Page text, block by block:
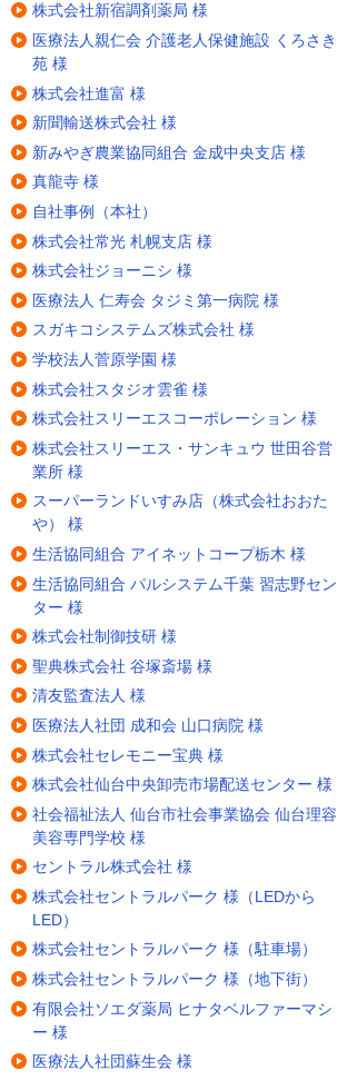
株式会社新宿調剤薬局 様
医療法人親仁会 介護老人保健施設 くろさき
苑 様
株式会社進富 様
新聞輸送株式会社 様
新みやぎ農業協同組合 金成中央支店 様
真龍寺 様
自社事例（本社）
株式会社常光 札幌支店 様
株式会社ジョーニシ 様
医療法人 仁寿会 タジミ第一病院 様
スガキコシステムズ株式会社 様
学校法人菅原学園 様
株式会社スタジオ雲雀 様
株式会社スリーエスコーポレーション 様
株式会社スリーエス・サンキュウ 世田谷営
業所 様
スーパーランドいすみ店（株式会社おおた
や） 様
生活協同組合 アイネットコープ栃木 様
生活協同組合 パルシステム千葉 習志野セン
ター 様
株式会社制御技研 様
聖典株式会社 谷塚斎場 様
清友監査法人 様
医療法人社団 成和会 山口病院 様
株式会社セレモニー宝典 様
株式会社仙台中央卸売市場配送センター 様
社会福祉法人 仙台市社会事業協会 仙台理容
美容専門学校 様
セントラル株式会社 様
株式会社セントラルパーク 様（LEDから
LED）
株式会社セントラルパーク 様（駐車場）
株式会社セントラルパーク 様（地下街）
有限会社ソエダ薬局 ヒナタベルファーマシ
ー 様
医療法人社団蘇生会 様